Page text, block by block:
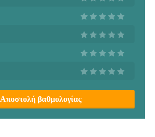
Αποστολή βαθμολογίας